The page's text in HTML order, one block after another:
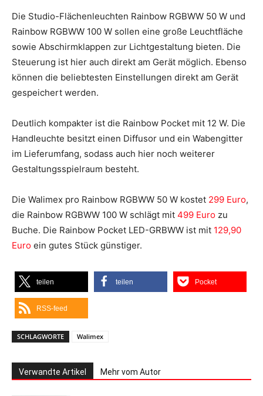
Die Studio-Flächenleuchten Rainbow RGBWW 50 W und
Rainbow RGBWW 100 W sollen eine große Leuchtfläche
sowie Abschirmklappen zur Lichtgestaltung bieten. Die
Steuerung ist hier auch direkt am Gerät möglich. Ebenso
können die beliebtesten Einstellungen direkt am Gerät
gespeichert werden.
Deutlich kompakter ist die Rainbow Pocket mit 12 W. Die
Handleuchte besitzt einen Diffusor und ein Wabengitter
im Lieferumfang, sodass auch hier noch weiterer
Gestaltungsspielraum besteht.
Die Walimex pro Rainbow RGBWW 50 W kostet 299 Euro,
die Rainbow RGBWW 100 W schlägt mit 499 Euro zu
Buche. Die Rainbow Pocket LED-GRBWW ist mit 129,90
Euro ein gutes Stück günstiger.
teilen teilen Pocket
RSS-feed
SCHLAGWORTE Walimex
Verwandte Artikel Mehr vom Autor